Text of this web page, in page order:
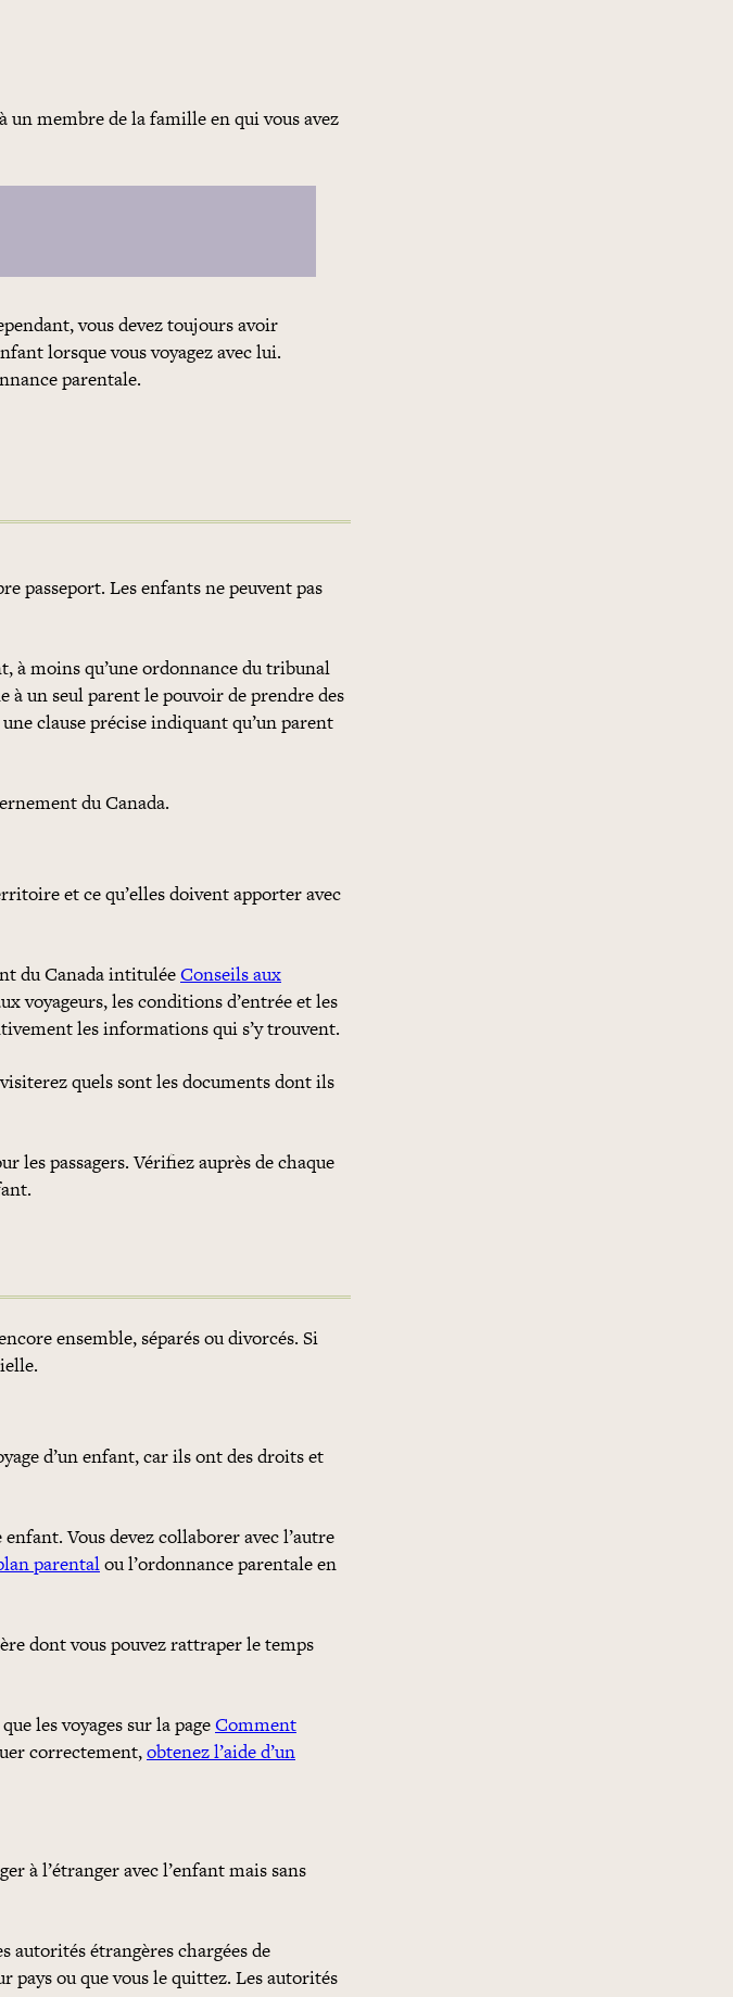
un membre de la famille en qui vous avez
vous devez toujours avoir
lorsque vous voyagez avec lui.
parentale.
passeport. Les enfants ne peuvent pas
à moins qu’une ordonnance du tribunal
à un seul parent le pouvoir de prendre des
clause précise indiquant qu’un parent
du Canada.
et ce qu’elles doivent apporter avec
du Canada intituléeConseils aux
voyageurs, les conditions d’entrée et les
les informations qui s’y trouvent.
quels sont les documents dont ils
les passagers. Vérifiez auprès de chaque
ensemble, séparés ou divorcés. Si
d’un enfant, car ils ont des droits et
Vous devez collaborer avec l’autre
parentalou l’ordonnance parentale en
dont vous pouvez rattraper le temps
les voyages sur la pageComment
correctement,obtenez l’aide d’un
à l’étranger avec l’enfant mais sans
autorités étrangères chargées de
pays ou que vous le quittez. Les autorités